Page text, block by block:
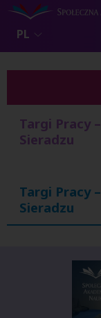
PL
Targi Pracy
Sieradzu
Targi Pracy
Sieradzu